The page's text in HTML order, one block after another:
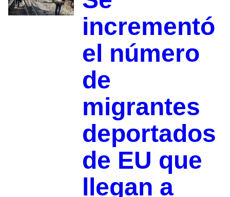
incrementó
el número
de
migrantes
deportados
de EU que
llegan a